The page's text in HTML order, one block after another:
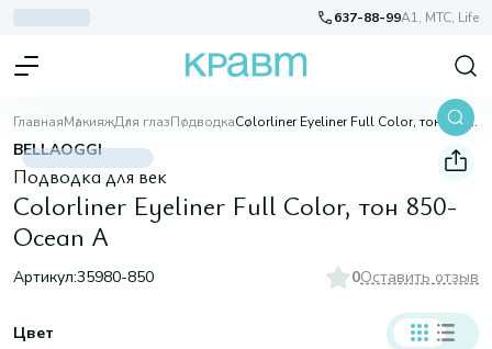
637-88-99A1, МТС, Life
ГлавнаяМакияжДля глазПодводка Colorliner Eyeliner Full Color, тон 850-Ocean A
BELLAOGGI
Подводка для век
Colorliner Eyeliner Full Color, тон 850-
Ocean A
Артикул:35980-850 0Оставить отзыв
Цвет